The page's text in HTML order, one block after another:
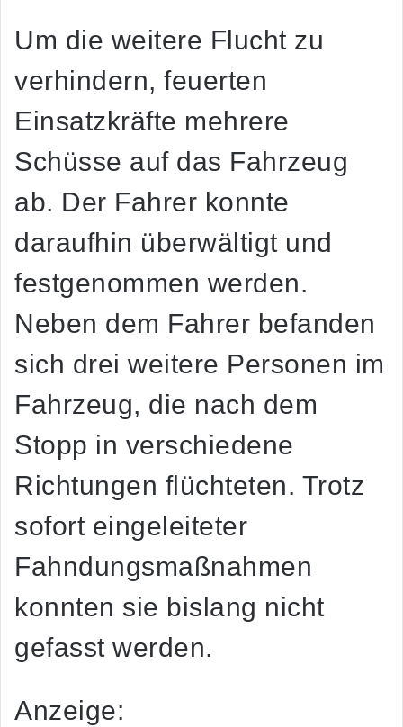
Um die weitere Flucht zu
verhindern, feuerten
Einsatzkräfte mehrere
Schüsse auf das Fahrzeug
ab. Der Fahrer konnte
daraufhin überwältigt und
festgenommen werden.
Neben dem Fahrer befanden
sich drei weitere Personen im
Fahrzeug, die nach dem
Stopp in verschiedene
Richtungen flüchteten. Trotz
sofort eingeleiteter
Fahndungsmaßnahmen
konnten sie bislang nicht
gefasst werden.
Anzeige: